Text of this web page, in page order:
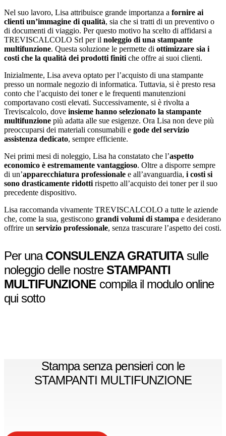
Nel suo lavoro, Lisa attribuisce grande importanza a fornire ai
clienti un’immagine di qualità, sia che si tratti di un preventivo o
di documenti di viaggio. Per questo motivo ha scelto di affidarsi a
TREVISCALCOLO Srl per il noleggio di una stampante
multifunzione. Questa soluzione le permette di ottimizzare sia i
costi che la qualità dei prodotti finiti che offre ai suoi clienti.
Inizialmente, Lisa aveva optato per l’acquisto di una stampante
presso un normale negozio di informatica. Tuttavia, si è presto resa
conto che l’acquisto dei toner e le frequenti manutenzioni
comportavano costi elevati. Successivamente, si è rivolta a
Treviscalcolo, dove insieme hanno selezionato la stampante
multifunzione più adatta alle sue esigenze. Ora Lisa non deve più
preoccuparsi dei materiali consumabili e gode del servizio
assistenza dedicato, sempre efficiente.
Nei primi mesi di noleggio, Lisa ha constatato che l’aspetto
economico è estremamente vantaggioso. Oltre a disporre sempre
di un’apparecchiatura professionale e all’avanguardia, i costi si
sono drasticamente ridotti rispetto all’acquisto dei toner per il suo
precedente dispositivo.
Lisa raccomanda vivamente TREVISCALCOLO a tutte le aziende
che, come la sua, gestiscono grandi volumi di stampa e desiderano
offrire un servizio professionale, senza trascurare l’aspetto dei costi.
Per unaCONSULENZA GRATUITAsulle
noleggio delle nostreSTAMPANTI
MULTIFUNZIONE compila il modulo online
qui sotto
Stampa senza pensieri con le
STAMPANTI MULTIFUNZIONE